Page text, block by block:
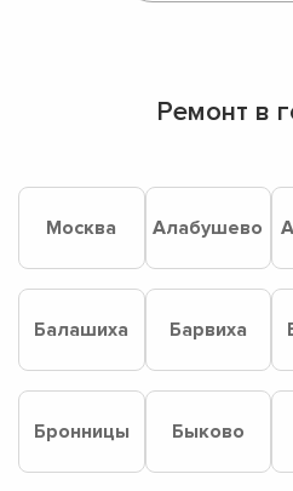
Ремонт в
Москва Алабушево
Балашиха Барвиха
Бронницы Быково